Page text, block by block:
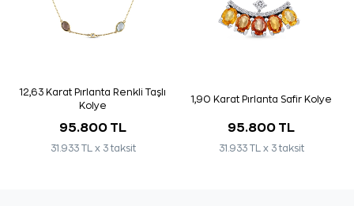
12,63 Karat Pırlanta Renkli Taşlı
Kolye
95.800 TL
31.933 TL x 3 taksit
1,90 Karat Pırlanta Safir Kolye
95.800 TL
31.933 TL x 3 taksit